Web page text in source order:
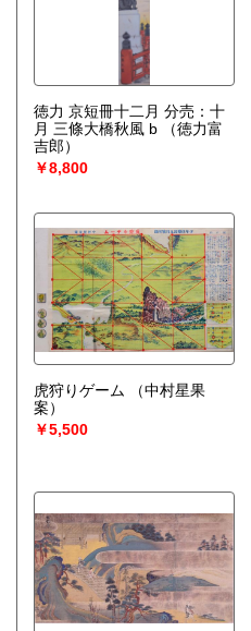
徳力 京短冊十二月 分売：十
月 三條大橋秋風 b
（徳力富
吉郎）
￥8,800
虎狩りゲーム
（中村星果
案）
￥5,500